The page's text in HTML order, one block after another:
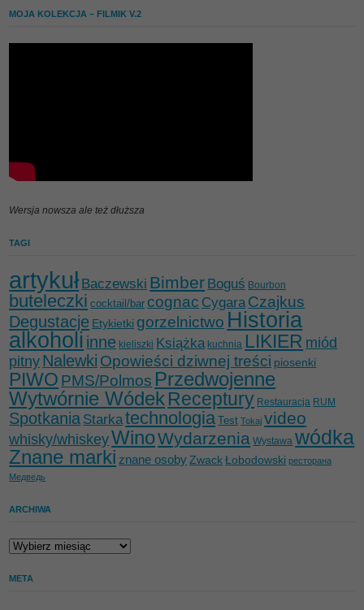
MOJA KOLEKCJA – FILMIK V.2
Wersja nowsza ale też dłuższa
TAGI
artykułBaczewski Bimber Boguś Bourbon
buteleczki cocktail/bar cognac CygaraCzajkus
Degustacje Etykietki gorzelnictwo Historia
alkoholi inne kieliszki Książka kuchnia LIKIER miód
pitny Nalewki Opowieści dziwnej treści piosenki
PIWO PMS/Polmos Przedwojenne
Wytwórnie WódekReceptury Restauracja RUM
Spotkania Starkatechnologia Test Tokaj video
whisky/whiskeyWinoWydarzenia Wystawa wódka
Znane marki znane osoby Zwack Łobodowski ресторана
Медведь
ARCHIWA
Archiwa
META